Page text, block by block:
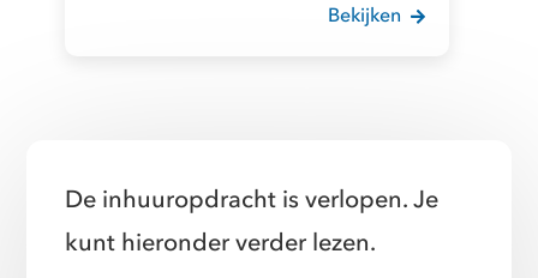
Bekijken
De inhuuropdracht is verlopen. Je
kunt hieronder verder lezen.